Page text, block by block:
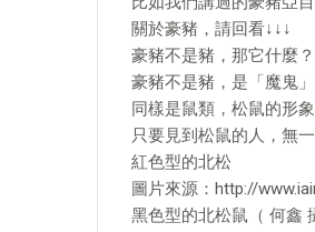
關於豪豬，請回看↓↓↓
豪豬不是豬，那它什麼？
豪豬不是豬，是「魔鬼」
同樣是鼠類，松鼠的形
只要見到松鼠的人，無
紅色型的北松
圖片來源：http://
黑色型的北松鼠（ 何鑫